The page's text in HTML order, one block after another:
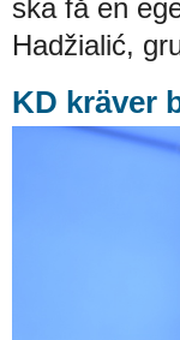
ska få en
Hadžialić,
KD kräver